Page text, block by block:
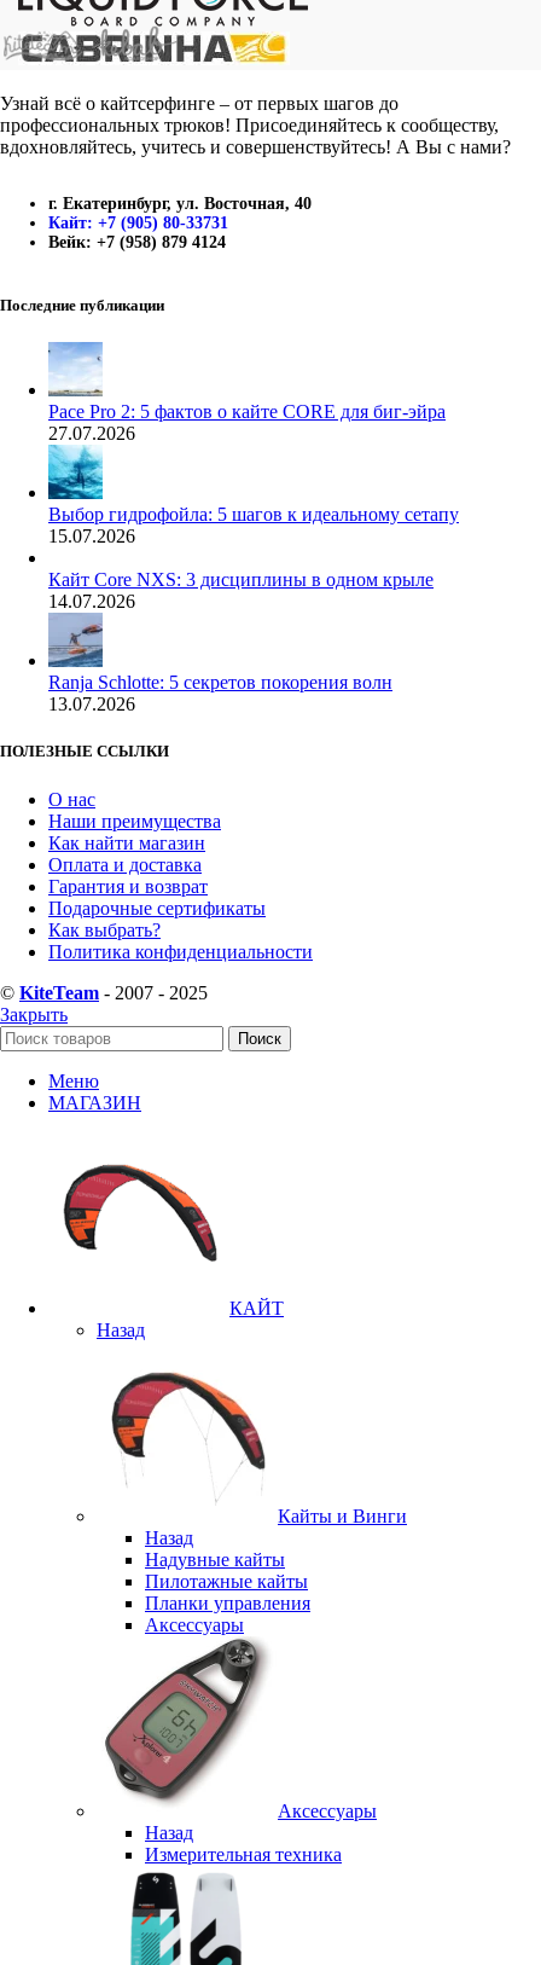
Узнай всё о кайтсерфинге – от первых шагов до
профессиональных трюков! Присоединяйтесь к сообществу,
вдохновляйтесь, учитесь и совершенствуйтесь! А Вы с нами?
г. Екатеринбург, ул. Восточная, 40
Кайт: +7 (905) 80-33731
Вейк: +7 (958) 879 4124
Последние публикации
Pace Pro 2: 5 фактов о кайте CORE для биг-эйра
27.07.2026
Выбор гидрофойла: 5 шагов к идеальному сетапу
15.07.2026
Кайт Core NXS: 3 дисциплины в одном крыле
14.07.2026
Ranja Schlotte: 5 секретов покорения волн
13.07.2026
ПОЛЕЗНЫЕ ССЫЛКИ
О нас
Наши преимущества
Как найти магазин
Оплата и доставка
Гарантия и возврат
Подарочные сертификаты
Как выбрать?
Политика конфиденциальности
© KiteTeam - 2007 - 2025
Закрыть
Поиск
Меню
МАГАЗИН
КАЙТ
Назад
Кайты и Винги
Назад
Надувные кайты
Пилотажные кайты
Планки управления
Аксессуары
Аксессуары
Назад
Измерительная техника